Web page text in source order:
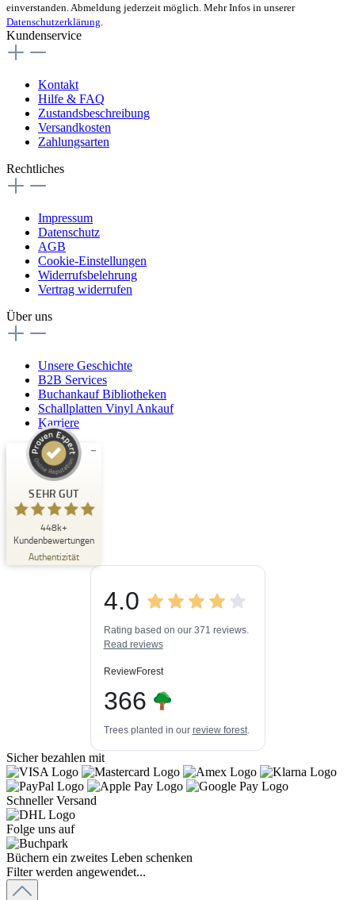
einverstanden. Abmeldung jederzeit möglich. Mehr Infos in unserer
Datenschutzerklärung
Kundenservice
Kontakt
Hilfe & FAQ
Zustandsbeschreibung
Versandkosten
Zahlungsarten
Rechtliches
Impressum
Datenschutz
AGB
Cookie-Einstellungen
Widerrufsbelehrung
Vertrag widerrufen
Über uns
Unsere Geschichte
B2B Services
Buchankauf Bibliotheken
Schallplatten Vinyl Ankauf
Karriere
SEHR GUT
448k+
Kundenbewertungen
Authentizität
Kundenbewertungen und Erfahrungen zu
SEHR GUT
4,84
/
5,00
3
ProvenExpert.com
Blick aufs ProvenExpert-Profil werfen
06.08.2026
4.0
Rating based on our 371 reviews.
Read reviews
ReviewForest
366
Trees planted in our review forest.
Sicher bezahlen mit
Schneller Versand
Folge uns auf
Büchern ein zweites Leben schenken
Filter werden angewendet...